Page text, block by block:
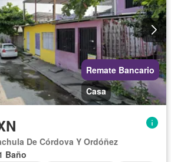
Remate Bancario
Casa
De Córdova Y Ordóñez
Baño